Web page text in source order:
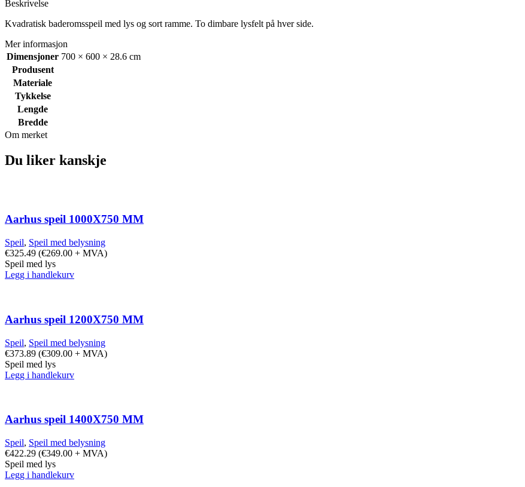
Beskrivelse
Kvadratisk baderomsspeil med lys og sort ramme. To dimbare lysfelt på hver side.
Mer informasjon
Dimensjoner 700 × 600 × 28.6 cm
Produsent
Materiale
Tykkelse
Lengde
Bredde
Om merket
Du liker kanskje
Aarhus speil 1000X750 MM
Speil, Speil med belysning
€325.49 (€269.00 + MVA)
Speil med lys
Legg i handlekurv
Aarhus speil 1200X750 MM
Speil, Speil med belysning
€373.89 (€309.00 + MVA)
Speil med lys
Legg i handlekurv
Aarhus speil 1400X750 MM
Speil, Speil med belysning
€422.29 (€349.00 + MVA)
Speil med lys
Legg i handlekurv